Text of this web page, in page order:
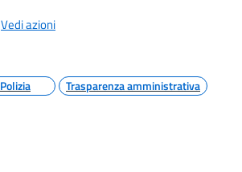
Vedi azioni
Polizia Trasparenza amministrativa